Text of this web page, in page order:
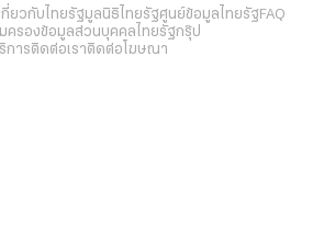
กี่ยวกับไทยรัฐมูลนิธิไทยรัฐศูนย์ข้อมูลไทยรัฐFAQ
ครองข้อมูลส่วนบุคคลไทยรัฐกรุ๊ป
การติดต่อเราติดต่อโฆษณา